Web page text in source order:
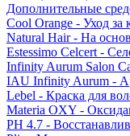
Дополнительные
Cool Orange - Уход
Natural Hair - На
Estessimo Celcert -
Infinity Aurum Salon
IAU Infinity Aurum -
Lebel - Краска для
Materia OXY -
PH 4.7 -